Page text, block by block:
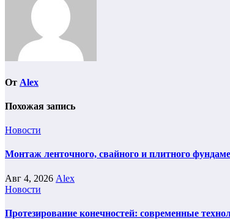
От Alex
Похожая запись
Новости
Монтаж ленточного, свайного и плитного
Авг 4, 2026 Alex
Новости
Протезирование конечностей: современные